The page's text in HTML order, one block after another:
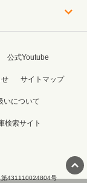
公式Youtube
せ サイトマップ
いについて
検索サイト
第431110024804号